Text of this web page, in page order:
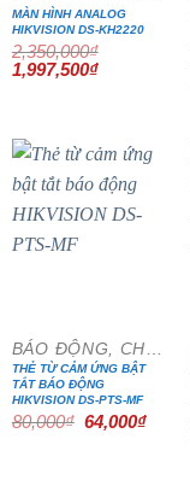
MÀN HÌNH ANALOG
HIKVISION DS-KH2220
2,350,000₫
Giá
gốc
1,997,500₫Giá
THẺ TỪ CẢM ỨNG BẬT
TẮT BÁO ĐỘNG
HIKVISION DS-PTS-MF
80,000₫ Giá
gốc
64,000₫Giá